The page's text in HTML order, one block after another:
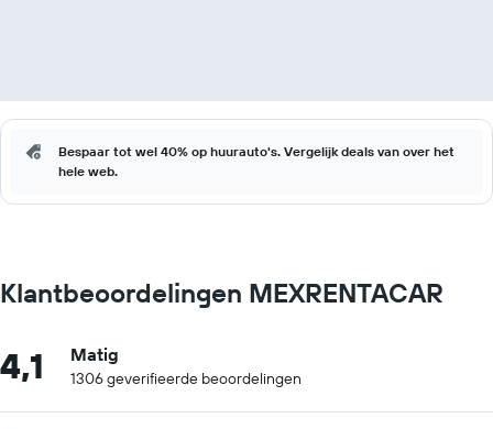
Bespaar tot wel 40% op huurauto's. Vergelijk deals van over het
hele web.
Klantbeoordelingen MEXRENTACAR
4,1 Matig
1306 geverifieerde beoordelingen